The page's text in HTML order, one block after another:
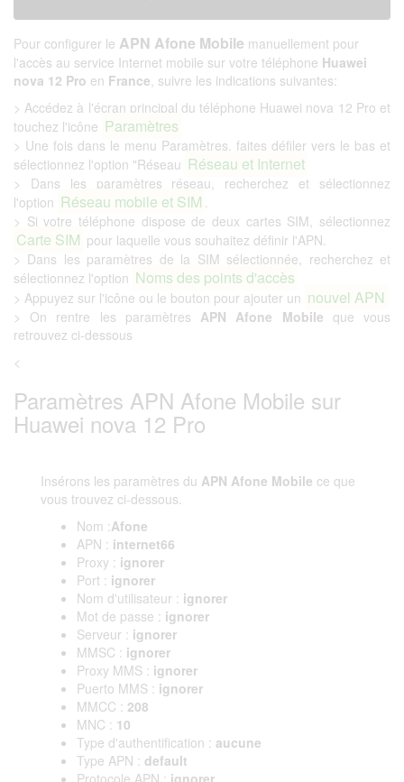
Pour configurer le APN Afone Mobile manuellement pour
l'accès au service Internet mobile sur votre téléphone Huawei
nova 12 Pro en France, suivre les indications suivantes:
> Accédez à l'écran principal du téléphone Huawei nova 12 Pro et
touchez l'icône Paramètres
> Une fois dans le menu Paramètres, faites défiler vers le bas et
sélectionnez l'option "Réseau Réseau et Internet
> Dans les paramètres réseau, recherchez et sélectionnez
l'option Réseau mobile et SIM .
> Si votre téléphone dispose de deux cartes SIM, sélectionnez
Carte SIM pour laquelle vous souhaitez définir l'APN.
> Dans les paramètres de la SIM sélectionnée, recherchez et
sélectionnez l'option Noms des points d'accès
> Appuyez sur l'icône ou le bouton pour ajouter un nouvel APN
> On rentre les paramètres APN Afone Mobile que vous
retrouvez ci-dessous
<
Paramètres APN Afone Mobile sur
Huawei nova 12 Pro
Insérons les paramètres du APN Afone Mobile ce que
vous trouvez ci-dessous.
Nom :Afone
APN : internet66
Proxy : ignorer
Port : ignorer
Nom d'utilisateur : ignorer
Mot de passe : ignorer
Serveur : ignorer
MMSC : ignorer
Proxy MMS : ignorer
Puerto MMS : ignorer
MMCC : 208
MNC : 10
Type d'authentification : aucune
Type APN : default
Protocole APN : ignorer